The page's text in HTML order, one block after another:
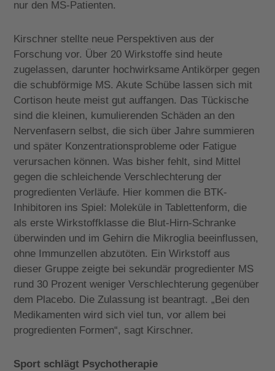
nur den MS-Patienten.
Kirschner stellte neue Perspektiven aus der
Forschung vor. Über 20 Wirkstoffe sind heute
zugelassen, darunter hochwirksame Antikörper gegen
die schubförmige MS. Akute Schübe lassen sich mit
Cortison heute meist gut auffangen. Das Tückische
sind die kleinen, kumulierenden Schäden an den
Nervenfasern selbst, die sich über Jahre summieren
und später Konzentrationsprobleme oder Fatigue
verursachen können. Was bisher fehlt, sind Mittel
gegen die schleichende Verschlechterung der
progredienten Verläufe. Hier kommen die BTK-
Inhibitoren ins Spiel: Moleküle in Tablettenform, die
als erste Wirkstoffklasse die Blut-Hirn-Schranke
überwinden und im Gehirn die Mikroglia beeinflussen,
ohne Immunzellen abzutöten. Ein Wirkstoff aus
dieser Gruppe zeigte bei sekundär progredienter MS
rund 30 Prozent weniger Verschlechterung gegenüber
dem Placebo. Die Zulassung ist beantragt. „Bei den
Medikamenten wird sich viel tun, vor allem bei
progredienten Formen“, sagt Kirschner.
Sport schlägt Psychotherapie